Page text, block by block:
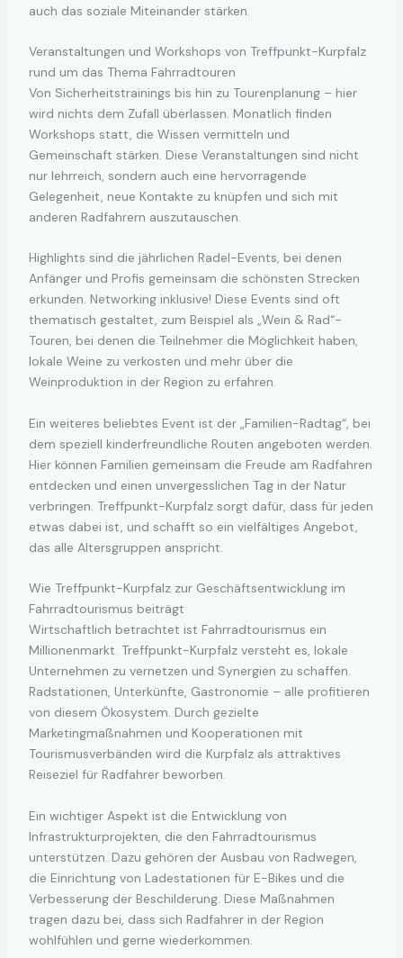
auch das soziale Miteinander stärken.
Veranstaltungen und Workshops von Treffpunkt-Kurpfalz
rund um das Thema Fahrradtouren
Von Sicherheitstrainings bis hin zu Tourenplanung – hier
wird nichts dem Zufall überlassen. Monatlich finden
Workshops statt, die Wissen vermitteln und
Gemeinschaft stärken. Diese Veranstaltungen sind nicht
nur lehrreich, sondern auch eine hervorragende
Gelegenheit, neue Kontakte zu knüpfen und sich mit
anderen Radfahrern auszutauschen.
Highlights sind die jährlichen Radel-Events, bei denen
Anfänger und Profis gemeinsam die schönsten Strecken
erkunden. Networking inklusive! Diese Events sind oft
thematisch gestaltet, zum Beispiel als „Wein & Rad“-
Touren, bei denen die Teilnehmer die Möglichkeit haben,
lokale Weine zu verkosten und mehr über die
Weinproduktion in der Region zu erfahren.
Ein weiteres beliebtes Event ist der „Familien-Radtag“, bei
dem speziell kinderfreundliche Routen angeboten werden.
Hier können Familien gemeinsam die Freude am Radfahren
entdecken und einen unvergesslichen Tag in der Natur
verbringen. Treffpunkt-Kurpfalz sorgt dafür, dass für jeden
etwas dabei ist, und schafft so ein vielfältiges Angebot,
das alle Altersgruppen anspricht.
Wie Treffpunkt-Kurpfalz zur Geschäftsentwicklung im
Fahrradtourismus beiträgt
Wirtschaftlich betrachtet ist Fahrradtourismus ein
Millionenmarkt. Treffpunkt-Kurpfalz versteht es, lokale
Unternehmen zu vernetzen und Synergien zu schaffen.
Radstationen, Unterkünfte, Gastronomie – alle profitieren
von diesem Ökosystem. Durch gezielte
Marketingmaßnahmen und Kooperationen mit
Tourismusverbänden wird die Kurpfalz als attraktives
Reiseziel für Radfahrer beworben.
Ein wichtiger Aspekt ist die Entwicklung von
Infrastrukturprojekten, die den Fahrradtourismus
unterstützen. Dazu gehören der Ausbau von Radwegen,
die Einrichtung von Ladestationen für E-Bikes und die
Verbesserung der Beschilderung. Diese Maßnahmen
tragen dazu bei, dass sich Radfahrer in der Region
wohlfühlen und gerne wiederkommen.